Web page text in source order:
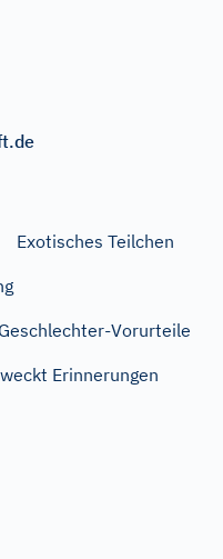
Exotisches Teilchen
Vorurteile
Erinnerungen